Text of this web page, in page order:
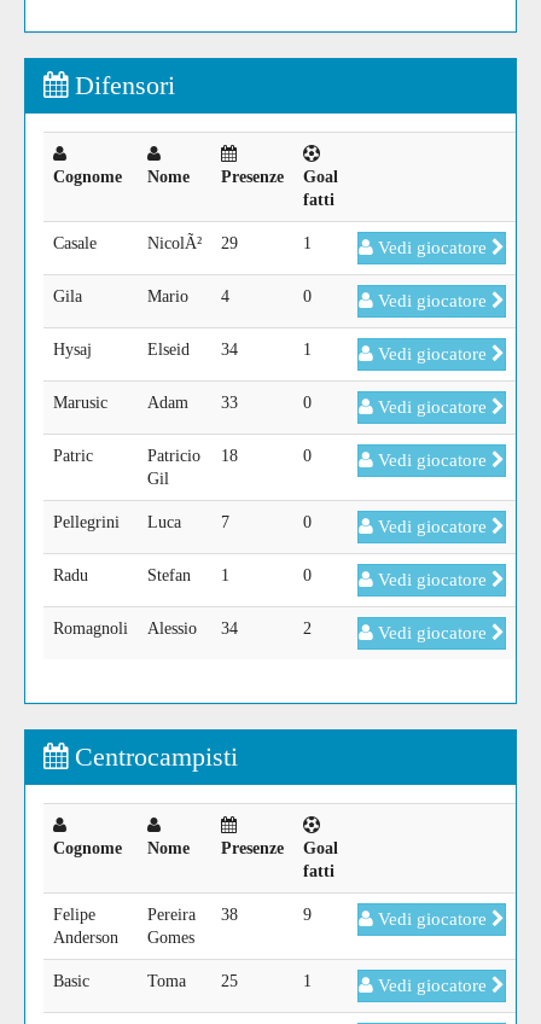
Difensori
Cognome Nome Presenze
Goal
fatti
Casale NicolÃ² 29 1 Vedi giocatore
Gila Mario 4 0 Vedi giocatore
Hysaj Elseid 34 1 Vedi giocatore
Marusic Adam 33 0 Vedi giocatore
Patric
Patricio
Gil
18 0 Vedi giocatore
Pellegrini Luca 7 0 Vedi giocatore
Radu Stefan 1 0 Vedi giocatore
Romagnoli Alessio 34 2 Vedi giocatore
Centrocampisti
Cognome Nome Presenze
Goal
fatti
Felipe
Anderson
Pereira
Gomes
38 9 Vedi giocatore
Basic Toma 25 1 Vedi giocatore